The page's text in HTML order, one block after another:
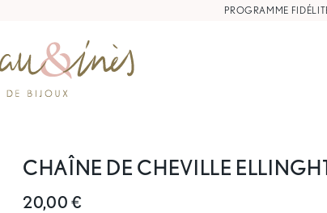
PROGRAMME
CHAÎNE DE CHEVILLE
20,00 €